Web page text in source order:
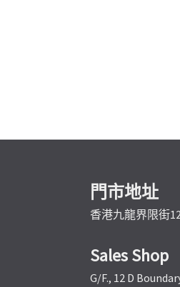
門市地址
香港九龍界限街
Sales Shop
G/F., 12 D